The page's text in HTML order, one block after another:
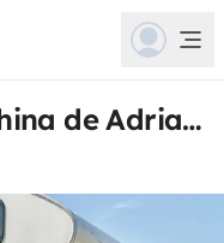
Autocaravana capuchina de Adriana Isabel